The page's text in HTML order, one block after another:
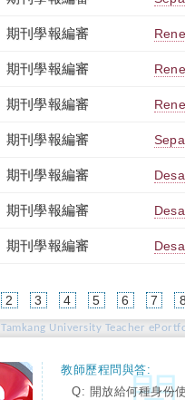
期刊學報編審
期刊學報編審
期刊學報編審
期刊學報編審
期刊學報編審
期刊學報編審
期刊學報編審
2 3 4 5 6 7
Tamkang University Teacher
教師歷程問與答:
Q: 開放給何種身份